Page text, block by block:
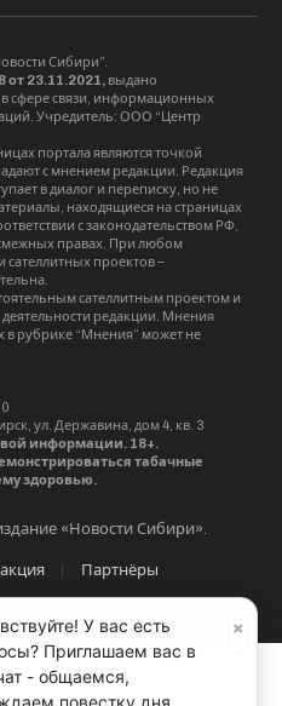
Сибири”.
23.11.2021, выдано
сфере связи, информационных
Учредитель: ООО “Центр
портала являются точкой
с мнением редакции. Редакция
в диалог и переписку, но не
находящиеся на страницах
с законодательством РФ,
правах. При любом
сателлитных проектов –
сателлитным проектом и
редакции. Мнения
рубрике “Мнения” может не
ул. Державина, дом 4, кв. 3
информации. 18+.
табачные
здоровью.
«Новости Сибири».
Партнёры
×
У вас есть
Приглашаем вас в
- общаемся,
повестку дня,